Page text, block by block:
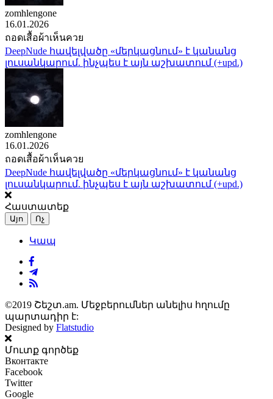
zomhlengone
16.01.2026
ถอดเสื้อผ้าเห็นควย
DeepNude հավելվածը «մերկացնում» է կանանց
լուսանկարում. ինչպես է այն աշխատում (+upd.)
zomhlengone
16.01.2026
ถอดเสื้อผ้าเห็นควย
DeepNude հավելվածը «մերկացնում» է կանանց
լուսանկարում. ինչպես է այն աշխատում (+upd.)
Հաստատեք
Այո Ոչ
Կապ
©2019 Շեշտ.am. Մեջբերումներ անելիս հղումը
պարտադիր է:
Designed by Flatstudio
Մուտք գործեք
Вконтакте
Facebook
Twitter
Google